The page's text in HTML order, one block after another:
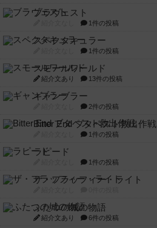
ブラヴェスト
1件の投稿
スペクタキュラー
1件の投稿
スモールワールド
紹介文あり 13件の投稿
ギャンブラー
2件の投稿
Bitter End ブタペスト救出作戦
1件の投稿
ラピード
1件の投稿
ザ・フラッフィー・ライト
ふたつの城の物語
紹介文あり 6件の投稿